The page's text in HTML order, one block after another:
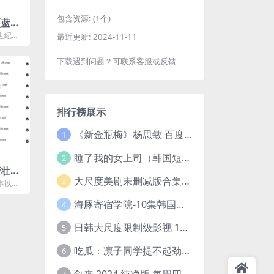
光
纪史
以传
包含资源: (1个)
最近更新: 2024-11-11
下载遇到问题？可联系客服或反馈
排行榜展示
1 《新金瓶梅》杨思敏 百度云网盘下载.1080P阿里下载.国语中字.(1996)
2 睡了我的女上司（韩国短剧）4K超清/中字百度云网盘下载
3 大尺度美剧未删减版合集【22部】
4 海豚寄宿学院-10集韩国高颜值短剧
5 日韩大尺度限制级影视 120部大合集无删减版
6 吃瓜：凛子同学提不起劲/小怡loli 72V+23V+14V–24.02GB】